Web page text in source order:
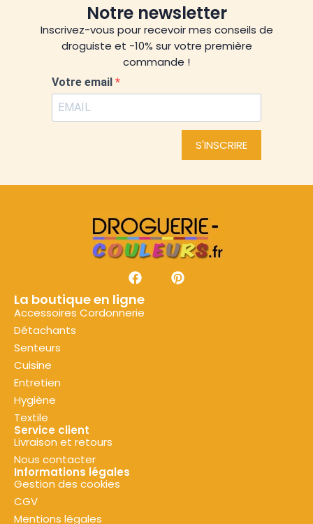
Notre newsletter
Inscrivez-vous pour recevoir mes conseils de
droguiste et -10% sur votre première
commande !
Votre email
S'INSCRIRE
La boutique en ligne
Accessoires Cordonnerie
Détachants
Senteurs
Cuisine
Entretien
Hygiène
Textile
Service client
Livraison et retours
Nous contacter
Informations légales
Gestion des cookies
CGV
Mentions légales